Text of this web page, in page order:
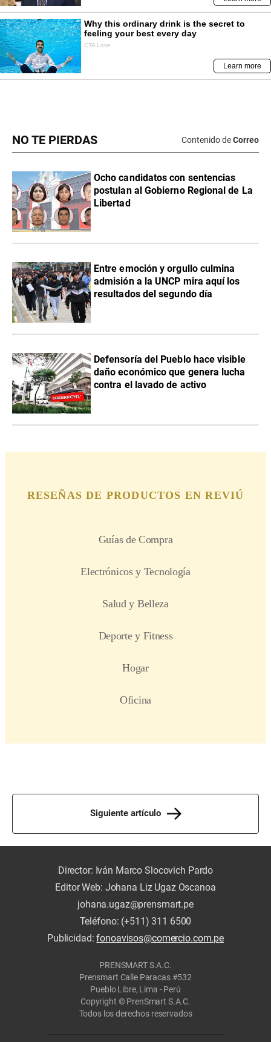
NO TE PIERDAS Contenido deCorreo
Ocho candidatos con sentencias
postulan al Gobierno Regional de La
Libertad
Entre emoción y orgullo culmina
admisión a la UNCP mira aquí los
resultados del segundo día
Defensoría del Pueblo hace visible
daño económico que genera lucha
contra el lavado de activo
Siguiente artículo
Director: Iván Marco Slocovich Pardo
Editor Web: Johana Liz Ugaz Oscanoa
johana.ugaz@prensmart.pe
Teléfono: (+511) 311 6500
Publicidad:fonoavisos@comercio.com.pe
PRENSMART S.A.C.
Prensmart Calle Paracas #532
Pueblo Libre, Lima - Perú
Copyright © PrenSmart S.A.C.
Todos los derechos reservados